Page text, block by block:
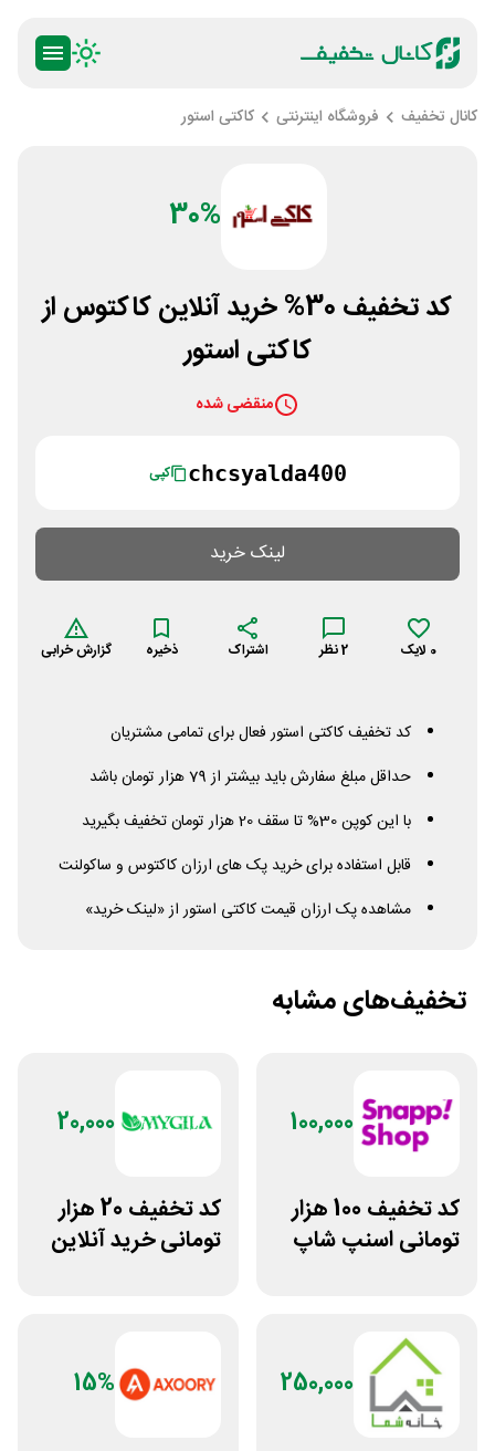
کانال تخفیف فروشگاه اینترنتی کاکتی استور
30%
کد تخفیف 30% خرید آنلاین کاکتوس از
کاکتی استور
منقضی شده
chcsyalda400 کپی
لینک خرید
0 لایک 2نظر اشتراک ذخیره گزارش خرابی
کد تخفیف کاکتی استور فعال برای تمامی مشتریان
حداقل مبلغ سفارش باید بیشتر از 79 هزار تومان باشد
با این کوپن 30% تا سقف 20 هزار تومان تخفیف بگیرید
قابل استفاده برای خرید پک های ارزان کاکتوس و ساکولنت
مشاهده پک ارزان قیمت کاکتی استور از «لینک خرید»
تخفیف‌های مشابه
100,000
کد تخفیف 100 هزار
تومانی اسنپ شاپ
20,000
کد تخفیف 20 هزار
تومانی خرید آنلاین
250,000
15%